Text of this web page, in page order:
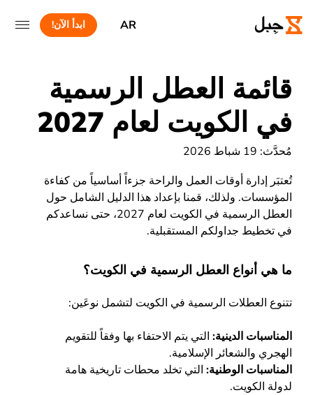
AR ابدأ الآن!
قائمة العطل الرسمية
في الكويت لعام 2027
مُحدَّث: 19 شباط 2026
تُعتبَر إدارة أوقات العمل والراحة جزءاً أساسياً من كفاءة
المؤسسات. ولذلك، قمنا بإعداد هذا الدليل الشامل حول
العطل الرسمية في الكويت لعام 2027، حتى نساعدكم
في تخطيط جداولكم المستقبلية.
ما هي أنواع العطل الرسمية في الكويت؟
تتنوع العطلات الرسمية في الكويت لتشمل نوعَين:
المناسبات الدينية: التي يتم الاحتفاء بها وفقاً للتقويم
الهجري والشعائر الإسلامية.
المناسبات الوطنية: التي تخلد محطات تاريخية هامة
لدولة الكويت.